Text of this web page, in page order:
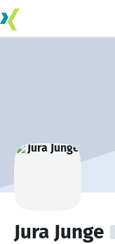
Jura Junge